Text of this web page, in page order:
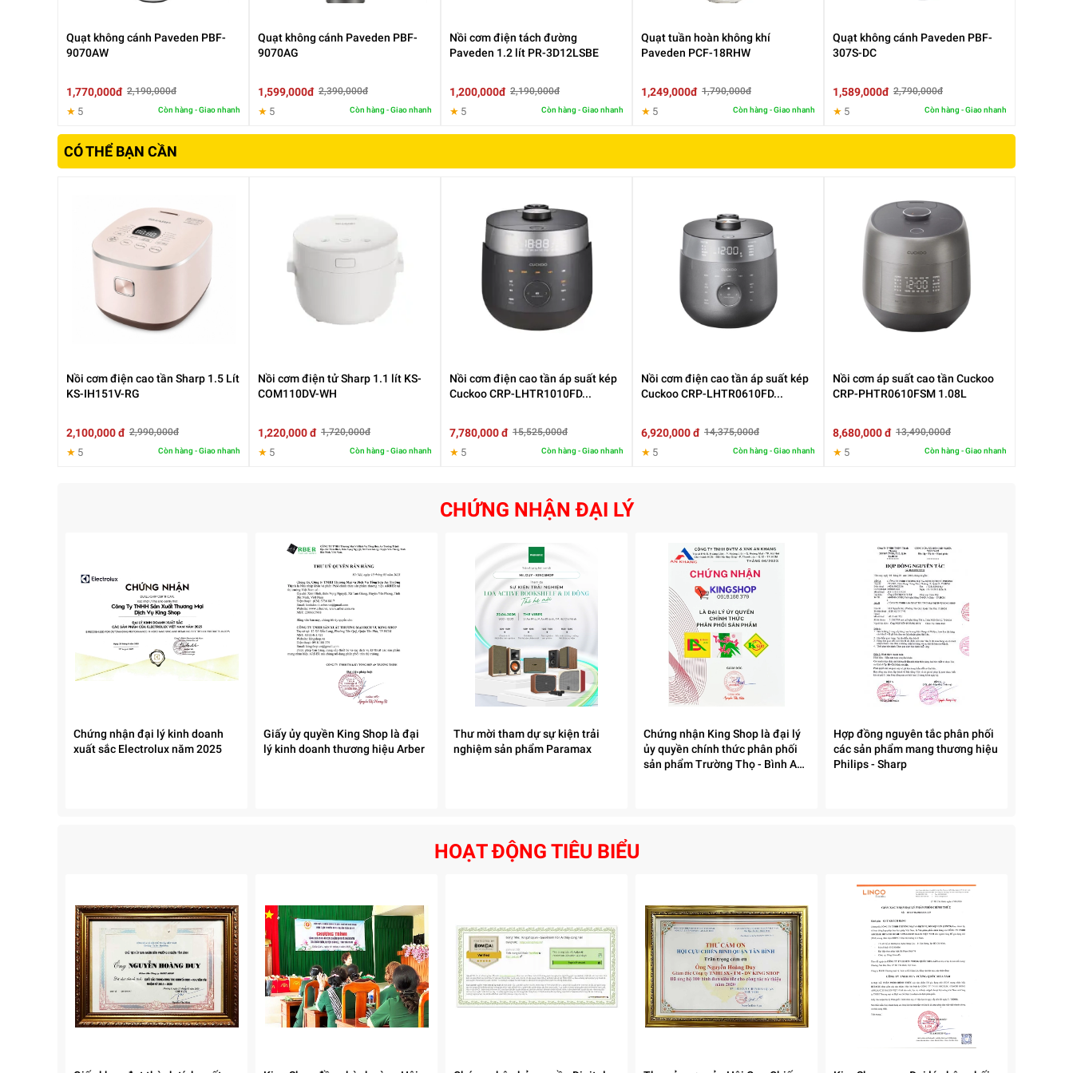
Nồi được trang bị nhiều chế độ nấu tự động, giúp bạn dễ dàng lựa chọn tùy món: Nấu cơm trắng - Nấu nhanh - Nấu cháo,
soup - Làm nóng lại. Các chế độ này giúp bạn tiết kiệm thời gian và năng lượng, đặc biệt hữu ích khi bận rộn.
phù hợp cho gia đình từ 4 đến 6 thành viên, tiệc nhỏ tại gia, nấu
Dung tích này cho phép bạn nấu lượng cơm vừa đủ mà không lãng phí, đồng thời phù hợp để chế biến các món khác
ngoài cơm như cháo, hấp bánh, làm súp…
Quạt không cánh Paveden PBF-
9070AW
1,770,000đ 2,190,000đ
★ 5 Còn hàng - Giao nhanh
Quạt không cánh Paveden PBF-
9070AG
1,599,000đ 2,390,000đ
★ 5 Còn hàng - Giao nhanh
Nồi cơm điện tách đường
Paveden 1.2 lít PR-3D12LSBE
1,200,000đ 2,190,000đ
★ 5 Còn hàng - Giao nhanh
Quạt tuần hoàn không khí
Paveden PCF-18RHW
1,249,000đ 1,790,000đ
★ 5 Còn hàng - Giao nhanh
Quạt không cánh Paveden PBF-
307S-DC
1,589,000đ 2,790,000đ
★ 5 Còn hàng - Giao nhanh
CÓ THỂ BẠN CẦN
Nồi cơm điện cao tần Sharp 1.5 Lít
KS-IH151V-RG
2,100,000 đ 2,990,000đ
★ 5 Còn hàng - Giao nhanh
Nồi cơm điện tử Sharp 1.1 lít KS-
COM110DV-WH
1,220,000 đ 1,720,000đ
★ 5 Còn hàng - Giao nhanh
Nồi cơm điện cao tần áp suất kép
Cuckoo CRP-LHTR1010FD...
7,780,000 đ 15,525,000đ
★ 5 Còn hàng - Giao nhanh
Nồi cơm điện cao tần áp suất kép
Cuckoo CRP-LHTR0610FD...
6,920,000 đ 14,375,000đ
★ 5 Còn hàng - Giao nhanh
Nồi cơm áp suất cao tần Cuckoo
CRP-PHTR0610FSM 1.08L
8,680,000 đ 13,490,000đ
★ 5 Còn hàng - Giao nhanh
CHỨNG NHẬN ĐẠI LÝ
Chứng nhận đại lý kinh doanh
xuất sắc Electrolux năm 2025
Giấy ủy quyền King Shop là đại
lý kinh doanh thương hiệu Arber
Thư mời tham dự sự kiện trải
nghiệm sản phẩm Paramax
Chứng nhận King Shop là đại lý
ủy quyền chính thức phân phối
sản phẩm Trường Thọ - Bình An -
Hợp đồng nguyên tắc phân phối
các sản phẩm mang thương hiệu
Philips - Sharp
HOẠT ĐỘNG TIÊU BIỂU